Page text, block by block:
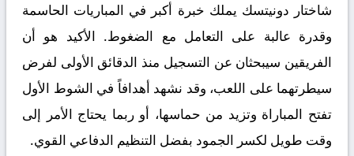
شاختار دونيتسك يملك خبرة أكبر في المباريات الحاسمة
وقدرة عالبة على التعامل مع الضغوط. الأكيد هو أن
الفريقين سيبحثان عن التسجيل منذ الدقائق الأولى لفرض
سيطرتهما على اللعب، وقد نشهد أهدافاً في الشوط الأول
تفتح المباراة وتزيد من حماسها، أو ربما يحتاج الأمر إلى
وقت طويل لكسر الجمود بفضل التنظيم الدفاعي القوي.